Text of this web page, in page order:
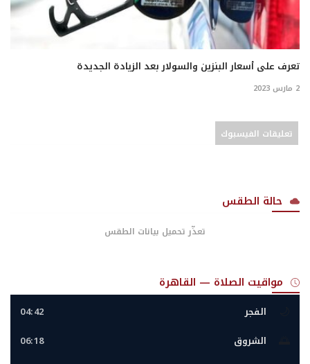
تعرف على أسعار البنزين والسولار بعد الزيادة الجديدة
2 مارس 2023
تعليقات الفيسبوك
حالة الطقس
تعذّر تحميل بيانات الطقس
مواقيت الصلاة — القاهرة
الفجر 04:42
الشروق 06:18